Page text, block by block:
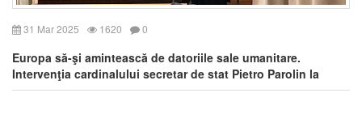
31 Mar 2025 1620 0
Europa să-şi amintească de datoriile sale umanitare.
Intervenţia cardinalului secretar de stat Pietro Parolin la
adunarea plenară a COMECE